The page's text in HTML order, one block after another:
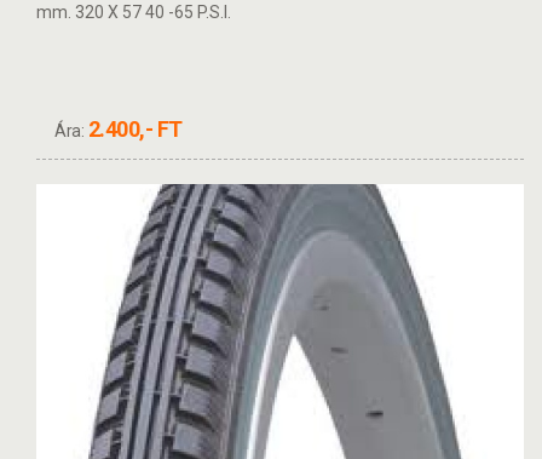
mm. 320 X 57 40 -65 P.S.I.
Ára: 2.400,- FT